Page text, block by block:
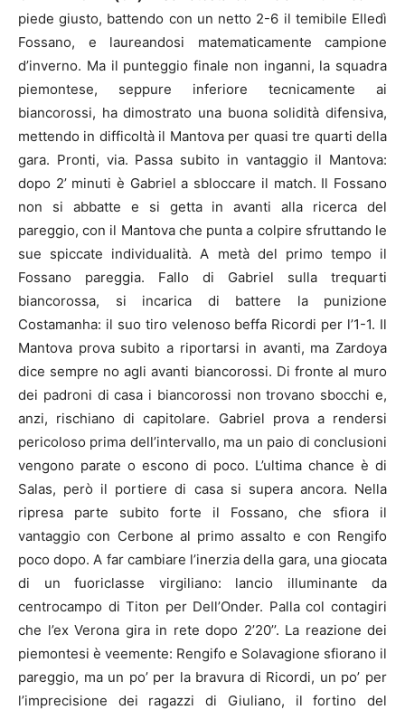
piede giusto, battendo con un netto 2-6 il temibile Elledì
Fossano, e laureandosi matematicamente campione
d’inverno. Ma il punteggio finale non inganni, la squadra
piemontese, seppure inferiore tecnicamente ai
biancorossi, ha dimostrato una buona solidità difensiva,
mettendo in difficoltà il Mantova per quasi tre quarti della
gara. Pronti, via. Passa subito in vantaggio il Mantova:
dopo 2’ minuti è Gabriel a sbloccare il match. Il Fossano
non si abbatte e si getta in avanti alla ricerca del
pareggio, con il Mantova che punta a colpire sfruttando le
sue spiccate individualità. A metà del primo tempo il
Fossano pareggia. Fallo di Gabriel sulla trequarti
biancorossa, si incarica di battere la punizione
Costamanha: il suo tiro velenoso beffa Ricordi per l’1-1. Il
Mantova prova subito a riportarsi in avanti, ma Zardoya
dice sempre no agli avanti biancorossi. Di fronte al muro
dei padroni di casa i biancorossi non trovano sbocchi e,
anzi, rischiano di capitolare. Gabriel prova a rendersi
pericoloso prima dell’intervallo, ma un paio di conclusioni
vengono parate o escono di poco. L’ultima chance è di
Salas, però il portiere di casa si supera ancora. Nella
ripresa parte subito forte il Fossano, che sfiora il
vantaggio con Cerbone al primo assalto e con Rengifo
poco dopo. A far cambiare l’inerzia della gara, una giocata
di un fuoriclasse virgiliano: lancio illuminante da
centrocampo di Titon per Dell’Onder. Palla col contagiri
che l’ex Verona gira in rete dopo 2’20’’. La reazione dei
piemontesi è veemente: Rengifo e Solavagione sfiorano il
pareggio, ma un po’ per la bravura di Ricordi, un po’ per
l’imprecisione dei ragazzi di Giuliano, il fortino del